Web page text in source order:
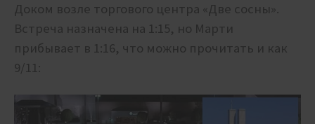
Доком возле торгового центра «Две сосны».
Встреча назначена на 1:15, но Марти
прибывает в 1:16, что можно прочитать и как
9/11: